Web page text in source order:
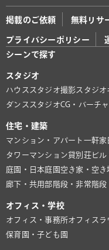
掲載のご依頼 無料リサ
プライバシーポリシー
シーンで探す
スタジオ
ハウススタジオ撮影スタジオ
ダンススタジオCG・バーチ
住宅・建築
マンション・アパート 一軒家
タワーマンション貸別荘ビル
庭園・日本庭園 空き家・空き
廊下・共用部 階段・非常階段
オフィス・学校
オフィス・事務所オフィスラ
保育園・子ども園